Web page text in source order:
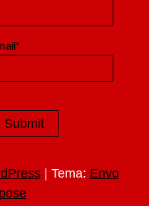
| Tema: Envo